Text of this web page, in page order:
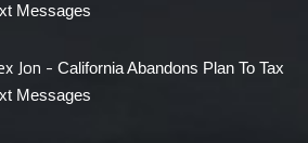
Messages
Jon - California Abandons Plan To Tax
Messages